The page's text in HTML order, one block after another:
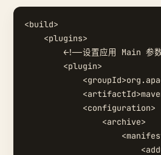
<build>
    <plugins>
<!--设置应用 Main 参
        <plugin>
            <configuration>
                <archive>